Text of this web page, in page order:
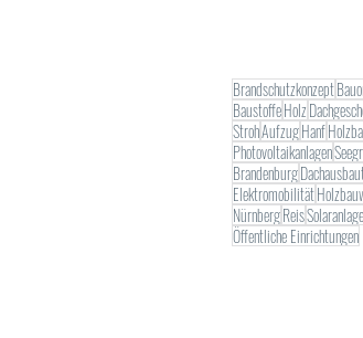
Brandschutzkonzept
BaustoffeHolz
StrohAufzugHanf
Photovoltaikanlagen
Brandenburg
Elektromobilität
NürnbergReis
Öffentliche Einrichtungen